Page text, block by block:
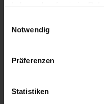
Notwendig
Präferenzen
Statistiken